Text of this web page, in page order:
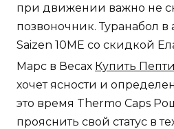
при движении важно не
позвоночник. Туранабол в
Saizen 10ME со скидкой
Марс в Весах Купить
хочет ясности и
это время Thermo Caps
прояснить свой статус в